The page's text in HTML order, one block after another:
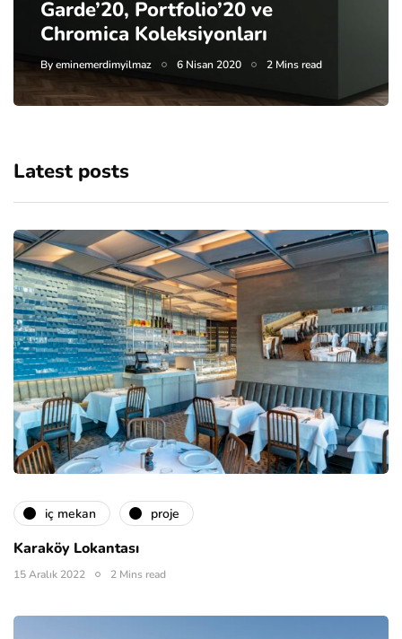
Garde’20, Portfolio’20 ve
Chromica Koleksiyonları
Byeminemerdimyilmaz 6 Nisan 2020 2 Mins read
Latest posts
i̇ç mekan proje
Karaköy Lokantası
15 Aralık 2022 2 Mins read